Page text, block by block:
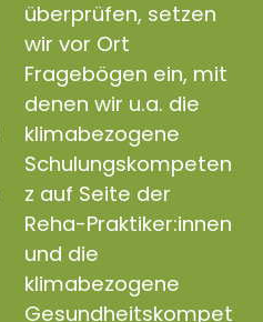
überprüfen, setzen
wir vor Ort
Fragebögen ein, mit
denen wir u.a. die
klimabezogene
Schulungskompeten
z auf Seite der
Reha-Praktiker:innen
und die
klimabezogene
Gesundheitskompet